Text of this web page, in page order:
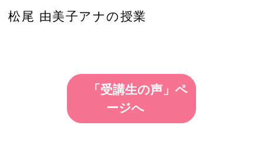
松尾 由美子アナの授業
「受講生の声」ペ
ージへ